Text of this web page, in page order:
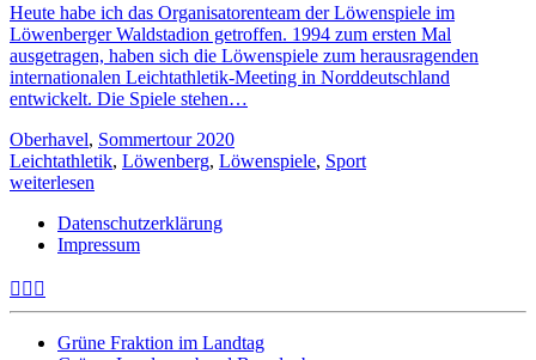
Heute habe ich das Organisatorenteam der Löwenspiele im
Löwenberger Waldstadion getroffen. 1994 zum ersten Mal
ausgetragen, haben sich die Löwenspiele zum herausragenden
internationalen Leichtathletik-Meeting in Norddeutschland
entwickelt. Die Spiele stehen…
Oberhavel, Sommertour 2020
Leichtathletik, Löwenberg, Löwenspiele, Sport
weiterlesen
Datenschutzerklärung
Impressum
Grüne Fraktion im Landtag